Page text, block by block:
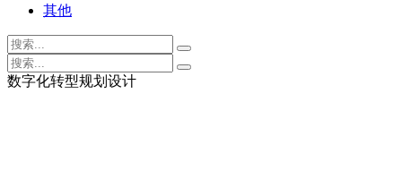
其他
数字化转型规划设计